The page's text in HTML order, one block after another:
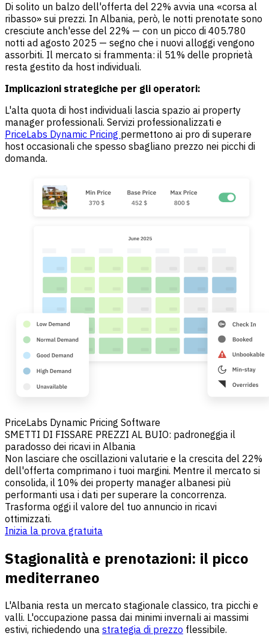
Di solito un balzo dell'offerta del 22% avvia una «corsa al
ribasso» sui prezzi. In Albania, però, le notti prenotate sono
cresciute anch'esse del 22% — con un picco di 405.780
notti ad agosto 2025 — segno che i nuovi alloggi vengono
assorbiti. Il mercato si frammenta: il 51% delle proprietà
resta gestito da host individuali.
Implicazioni strategiche per gli operatori:
L'alta quota di host individuali lascia spazio ai property
manager professionali. Servizi professionalizzati e
PriceLabs Dynamic Pricing permettono ai pro di superare
host occasionali che spesso sbagliano prezzo nei picchi di
domanda.
PriceLabs Dynamic Pricing Software
SMETTI DI FISSARE PREZZI AL BUIO: padroneggia il
paradosso dei ricavi in Albania
Non lasciare che oscillazioni valutarie e la crescita del 22%
dell'offerta comprimano i tuoi margini. Mentre il mercato si
consolida, il 10% dei property manager albanesi più
performanti usa i dati per superare la concorrenza.
Trasforma oggi il valore del tuo annuncio in ricavi
ottimizzati.
Inizia la prova gratuita
Stagionalità e prenotazioni: il picco
mediterraneo
L'Albania resta un mercato stagionale classico, tra picchi e
valli. L'occupazione passa dai minimi invernali ai massimi
estivi, richiedendo una strategia di prezzo flessibile.